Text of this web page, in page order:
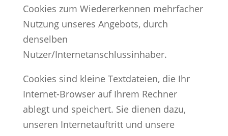
Cookies zum Wiedererkennen mehrfacher
Nutzung unseres Angebots, durch
denselben
Nutzer/Internetanschlussinhaber.
Cookies sind kleine Textdateien, die Ihr
Internet-Browser auf Ihrem Rechner
ablegt und speichert. Sie dienen dazu,
unseren Internetauftritt und unsere